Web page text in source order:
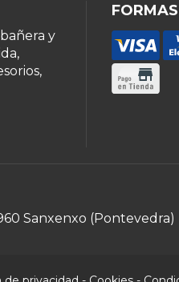
y
Sanxenxo (Pontevedra)